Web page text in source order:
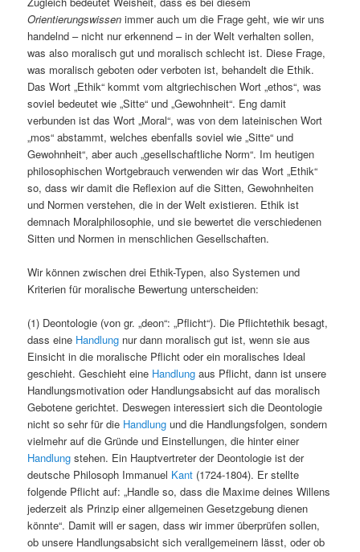
Orientierungswissen immer auch um die Frage geht, wie wir uns
handelnd – nicht nur erkennend – in der Welt verhalten sollen,
was also moralisch gut und moralisch schlecht ist. Diese Frage,
was moralisch geboten oder verboten ist, behandelt die Ethik.
Das Wort „Ethik“ kommt vom altgriechischen Wort „ethos“, was
soviel bedeutet wie „Sitte“ und „Gewohnheit“. Eng damit
verbunden ist das Wort „Moral“, was von dem lateinischen Wort
„mos“ abstammt, welches ebenfalls soviel wie „Sitte“ und
Gewohnheit“, aber auch „gesellschaftliche Norm“. Im heutigen
philosophischen Wortgebrauch verwenden wir das Wort „Ethik“
so, dass wir damit die Reflexion auf die Sitten, Gewohnheiten
und Normen verstehen, die in der Welt existieren. Ethik ist
demnach Moralphilosophie, und sie bewertet die verschiedenen
Sitten und Normen in menschlichen Gesellschaften.
Wir können zwischen drei Ethik-Typen, also Systemen und
Kriterien für moralische Bewertung unterscheiden:
(1) Deontologie (von gr. „deon“: „Pflicht“). Die Pflichtethik besagt,
dass eine Handlung nur dann moralisch gut ist, wenn sie aus
Einsicht in die moralische Pflicht oder ein moralisches Ideal
geschieht. Geschieht eine Handlung aus Pflicht, dann ist unsere
Handlungsmotivation oder Handlungsabsicht auf das moralisch
Gebotene gerichtet. Deswegen interessiert sich die Deontologie
nicht so sehr für die Handlung und die Handlungsfolgen, sondern
vielmehr auf die Gründe und Einstellungen, die hinter einer
Handlung stehen. Ein Hauptvertreter der Deontologie ist der
deutsche Philosoph Immanuel Kant (1724-1804). Er stellte
folgende Pflicht auf: „Handle so, dass die Maxime deines Willens
jederzeit als Prinzip einer allgemeinen Gesetzgebung dienen
könnte“. Damit will er sagen, dass wir immer überprüfen sollen,
ob unsere Handlungsabsicht sich verallgemeinern lässt, oder ob